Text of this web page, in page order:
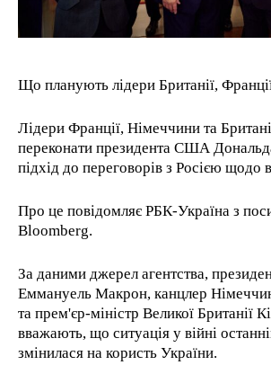
/ month
subscription.
Що планують лідери Британії,
Лідери Франції, Німеччини та
переконати президента США
підхід до переговорів з Росією щодо
Про це повідомляє РБК-Україна з
Bloomberg.
За даними джерел агентства,
Еммануель Макрон, канцлер
та прем'єр-міністр Великої Британії
вважають, що ситуація у війні
змінилася на користь України.